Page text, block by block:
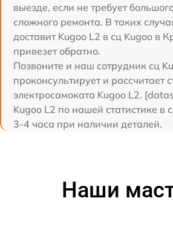
выезде, если не требует
сложного ремонта. В таких
доставит Kugoo L2 в сц Kugoo в
привезет обратно.
Позвоните и наш сотрудник сц
проконсультирует и рассчитает
электросамоката Kugoo L2.
Kugoo L2 по нашей статистике в
3-4 часа при наличии деталей.
Наши